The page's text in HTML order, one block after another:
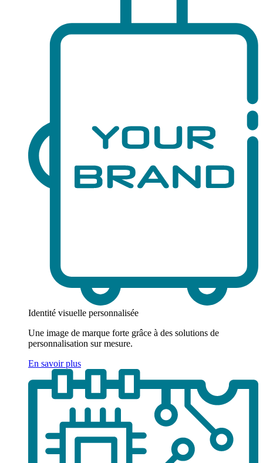
Identité visuelle personnalisée
Une image de marque forte grâce à des solutions de
personnalisation sur mesure.
En savoir plus